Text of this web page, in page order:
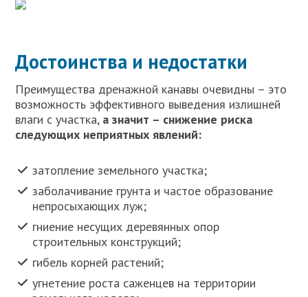
Достоинства и недостатки
Преимущества дренажной канавы очевидны – это
возможность эффективного выведения излишней
влаги с участка, а значит – снижение риска
следующих неприятных явлений:
затопление земельного участка;
заболачивание грунта и частое образование
непросыхающих луж;
гниение несущих деревянных опор
строительных конструкций;
гибель корней растений;
угнетение роста саженцев на территории